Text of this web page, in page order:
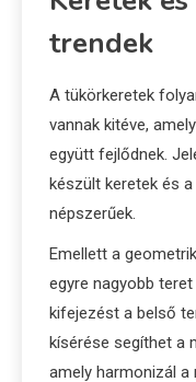
trendek
A tükörkeretek
vannak kitéve,
együtt fejlődnek.
készült keretek és
népszerűek.
Emellett a
egyre nagyobb
kifejezést a belső
kísérése segíthet a
amely harmonizál a